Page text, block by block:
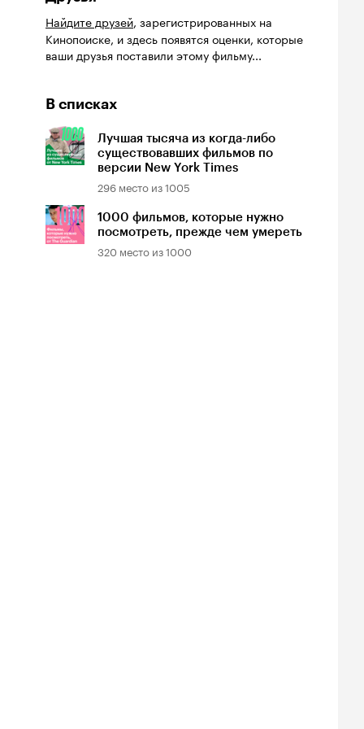
Найдите друзей, зарегистрированных на
Кинопоиске, и здесь появятся оценки, которые
ваши друзья поставили этому фильму...
В списках
Лучшая тысяча из когда-либо
существовавших фильмов по
версии New York Times
296 место из1005
1000 фильмов, которые нужно
посмотреть, прежде чем умереть
320 место из1000